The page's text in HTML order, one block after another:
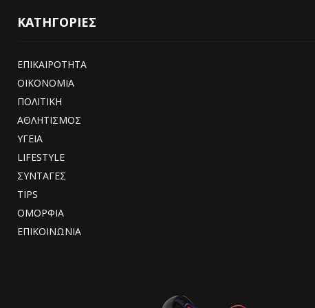
ΚΑΤΗΓΟΡΙΕΣ
ΕΠΙΚΑΙΡΟΤΗΤΑ
ΟΙΚΟΝΟΜΙΑ
ΠΟΛΙΤΙΚΗ
ΑΘΛΗΤΙΣΜΟΣ
ΥΓΕΙΑ
LIFESTYLE
ΣΥΝΤΑΓΕΣ
TIPS
ΟΜΟΡΦΙΑ
ΕΠΙΚΟΙΝΩΝΙΑ